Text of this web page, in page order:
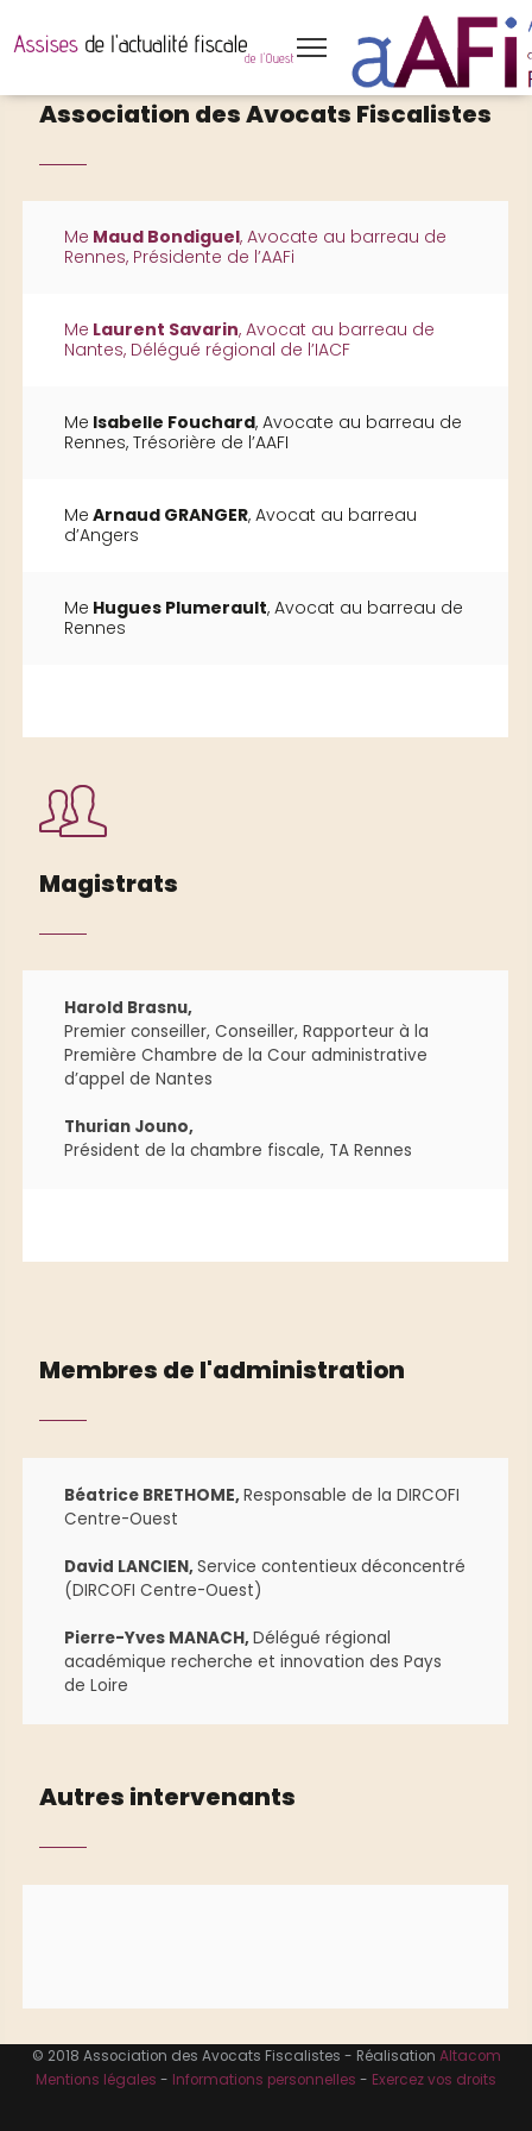
Association des Avocats Fiscalistes
Me Maud Bondiguel, Avocate au barreau de
Rennes, Présidente de l’AAFi
Me Laurent Savarin, Avocat au barreau de
Nantes, Délégué régional de l’IACF
Me Isabelle Fouchard, Avocate au barreau de
Rennes, Trésorière de l’AAFI
Me Arnaud GRANGER, Avocat au barreau
d’Angers
Me Hugues Plumerault, Avocat au barreau de
Rennes
Magistrats
Harold Brasnu,
Premier conseiller, Conseiller, Rapporteur à la
Première Chambre de la Cour administrative
d’appel de Nantes
Thurian Jouno,
Président de la chambre fiscale, TA Rennes
Membres de l'administration
Béatrice BRETHOME,Responsable de la DIRCOFI
Centre-Ouest
David LANCIEN,Service contentieux déconcentré
(DIRCOFI Centre-Ouest)
Pierre-Yves MANACH,Délégué régional
académique recherche et innovation des Pays
de Loire
Autres intervenants
© 2018 Association des Avocats Fiscalistes - Réalisation Altacom
Mentions légales - Informations personnelles - Exercez vos droits